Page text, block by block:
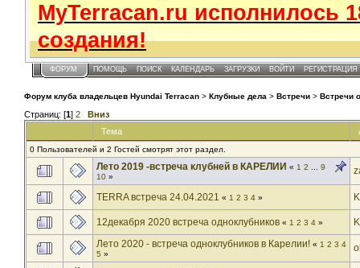
MyTerracan.ru исполнилось
создания!
ФОРУМ ПОМОЩЬ ПОИСК КАЛЕНДАРЬ ЗАГРУЗКИ ВОЙТИ РЕГИСТРАЦИЯ
Форум клуба владельцев Hyundai Terracan > Клубные дела > Встречи > Встречи
Страниц: [1] 2
Вниз
Тема
0 Пользователей и 2 Гостей смотрят этот раздел.
Лето 2019 -встреча клубней в КАРЕЛИИ « 1 2 ... 9
10 »
TERRA встреча 24.04.2021 « 1 2 3 4 »
12декабря 2020 встреча одноклубников « 1 2 3 4 »
Лето 2020 - встреча одноклубников в Карелии! « 1 2 3 4
5 »